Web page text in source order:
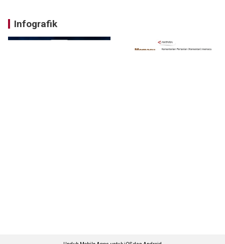
Infografik